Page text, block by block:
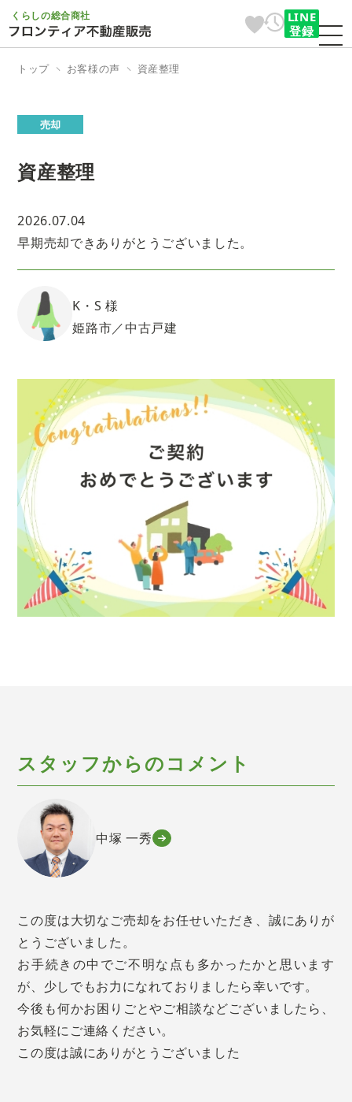
くらしの総合商社
LINE
登録
トップ お客様の声 資産整理
売却
資産整理
2026.07.04
早期売却できありがとうございました。
K・S 様
姫路市／中古戸建
スタッフからのコメント
中塚 一秀
この度は大切なご売却をお任せいただき、誠にありが
とうございました。
お手続きの中でご不明な点も多かったかと思います
が、少しでもお力になれておりましたら幸いです。
今後も何かお困りごとやご相談などございましたら、
お気軽にご連絡ください。
この度は誠にありがとうございました